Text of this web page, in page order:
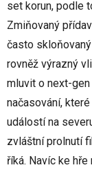
set korun, podle
Zmiňovaný
často
rovněž výrazný
mluvit o next-
načasování,
událostí na
zvláštní prolnutí
říká. Navíc ke